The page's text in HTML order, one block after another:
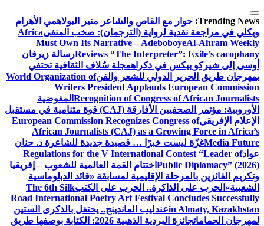
التجاوز
إلى
المحتوى
Trending News: حوار مع القاص والشاعر منير البولاهمي الأهرام
ويكلي في مراجعة نقدية لرواية (الترجمان): صخب المنفىAfrica
Must Own Its Narrative – AdeboboyeAl-Ahram Weekly
Reviews “The Interpreter”: Exile’s cacophanyرسالة زيرفان
أوسى إلى شيركو بيكس في ذكراهمجلة سُلاف الثقافية تحتفي
بمهرجان طريق الحرير الدولي للشعر والفنWorld Organization of
Writers President Applauds European Commission
Recognition of Congress of African Journalists المفوضية
الأوروبية: مؤتمر الصحفيين الأفارقة (CAJ) قوة متنامية في مستقبل
الإعلام الإفريقيEuropean Commission Recognizes Congress of
African Journalists (CAJ) as a Growing Force in Africa’s
Media Futureغزّة ليست خبرًا … قصيدة جديدة للشاعرة د. حنان
عوادRegulations for the V International Contest “Leader of
Public Diplomacy” (2026) اختتام القمة العالمية للشعوب – إفريقيا
وتكريم الفائزين بالمرحلة الإقليمية لمسابقة «قائد الدبلوماسية
الشعبية» الحرب على الذاكرة.. الحرب على الكتبThe 6th Silk
Road International Poetry Art Festival Concludes Successfully
in Almaty, Kazakhstanعندليب الماندينج.. يحتفل بالذكرى الستين
لمهرجان الحمامات
جائزة البردية الذهبية 2026: الكتابة بوصفها طريق